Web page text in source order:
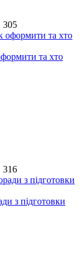
305
та хто
316
з підготовки